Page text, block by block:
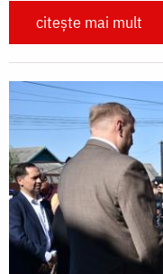
citește mai mult